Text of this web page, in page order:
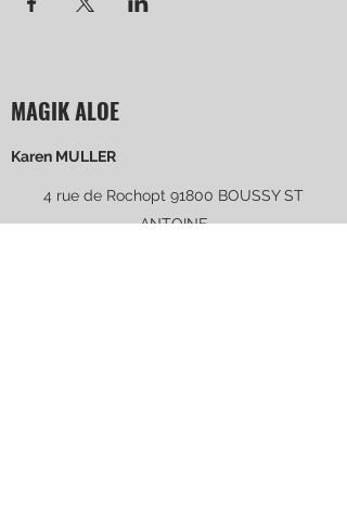
MAGIK ALOE
Karen MULLER
4 rue de Rochopt 91800 BOUSSY ST
ANTOINE